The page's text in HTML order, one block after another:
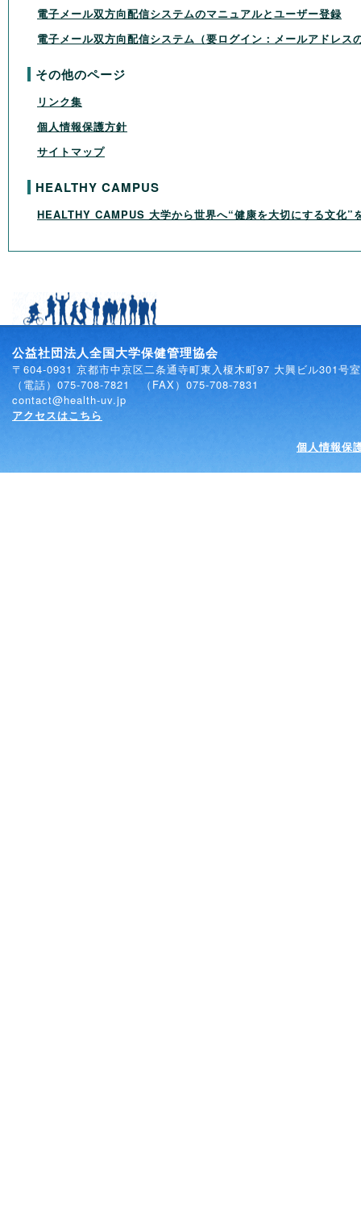
電子メール双方向配信システムのマニュアルとユーザー登録
電子メール双方向配信システム（要ログイン：メールアドレス
その他のページ
リンク集
個人情報保護方針
サイトマップ
HEALTHY CAMPUS
HEALTHY CAMPUS 大学から世界へ“健康を大切にする文化”
公益社団法人全国大学保健管理協会
〒604-0931 京都市中京区二条通寺町東入榎木町97 大興ビル301号室
（電話）075-708-7821 （FAX）075-708-7831
contact@health-uv.jp
アクセスはこちら
個人情報保